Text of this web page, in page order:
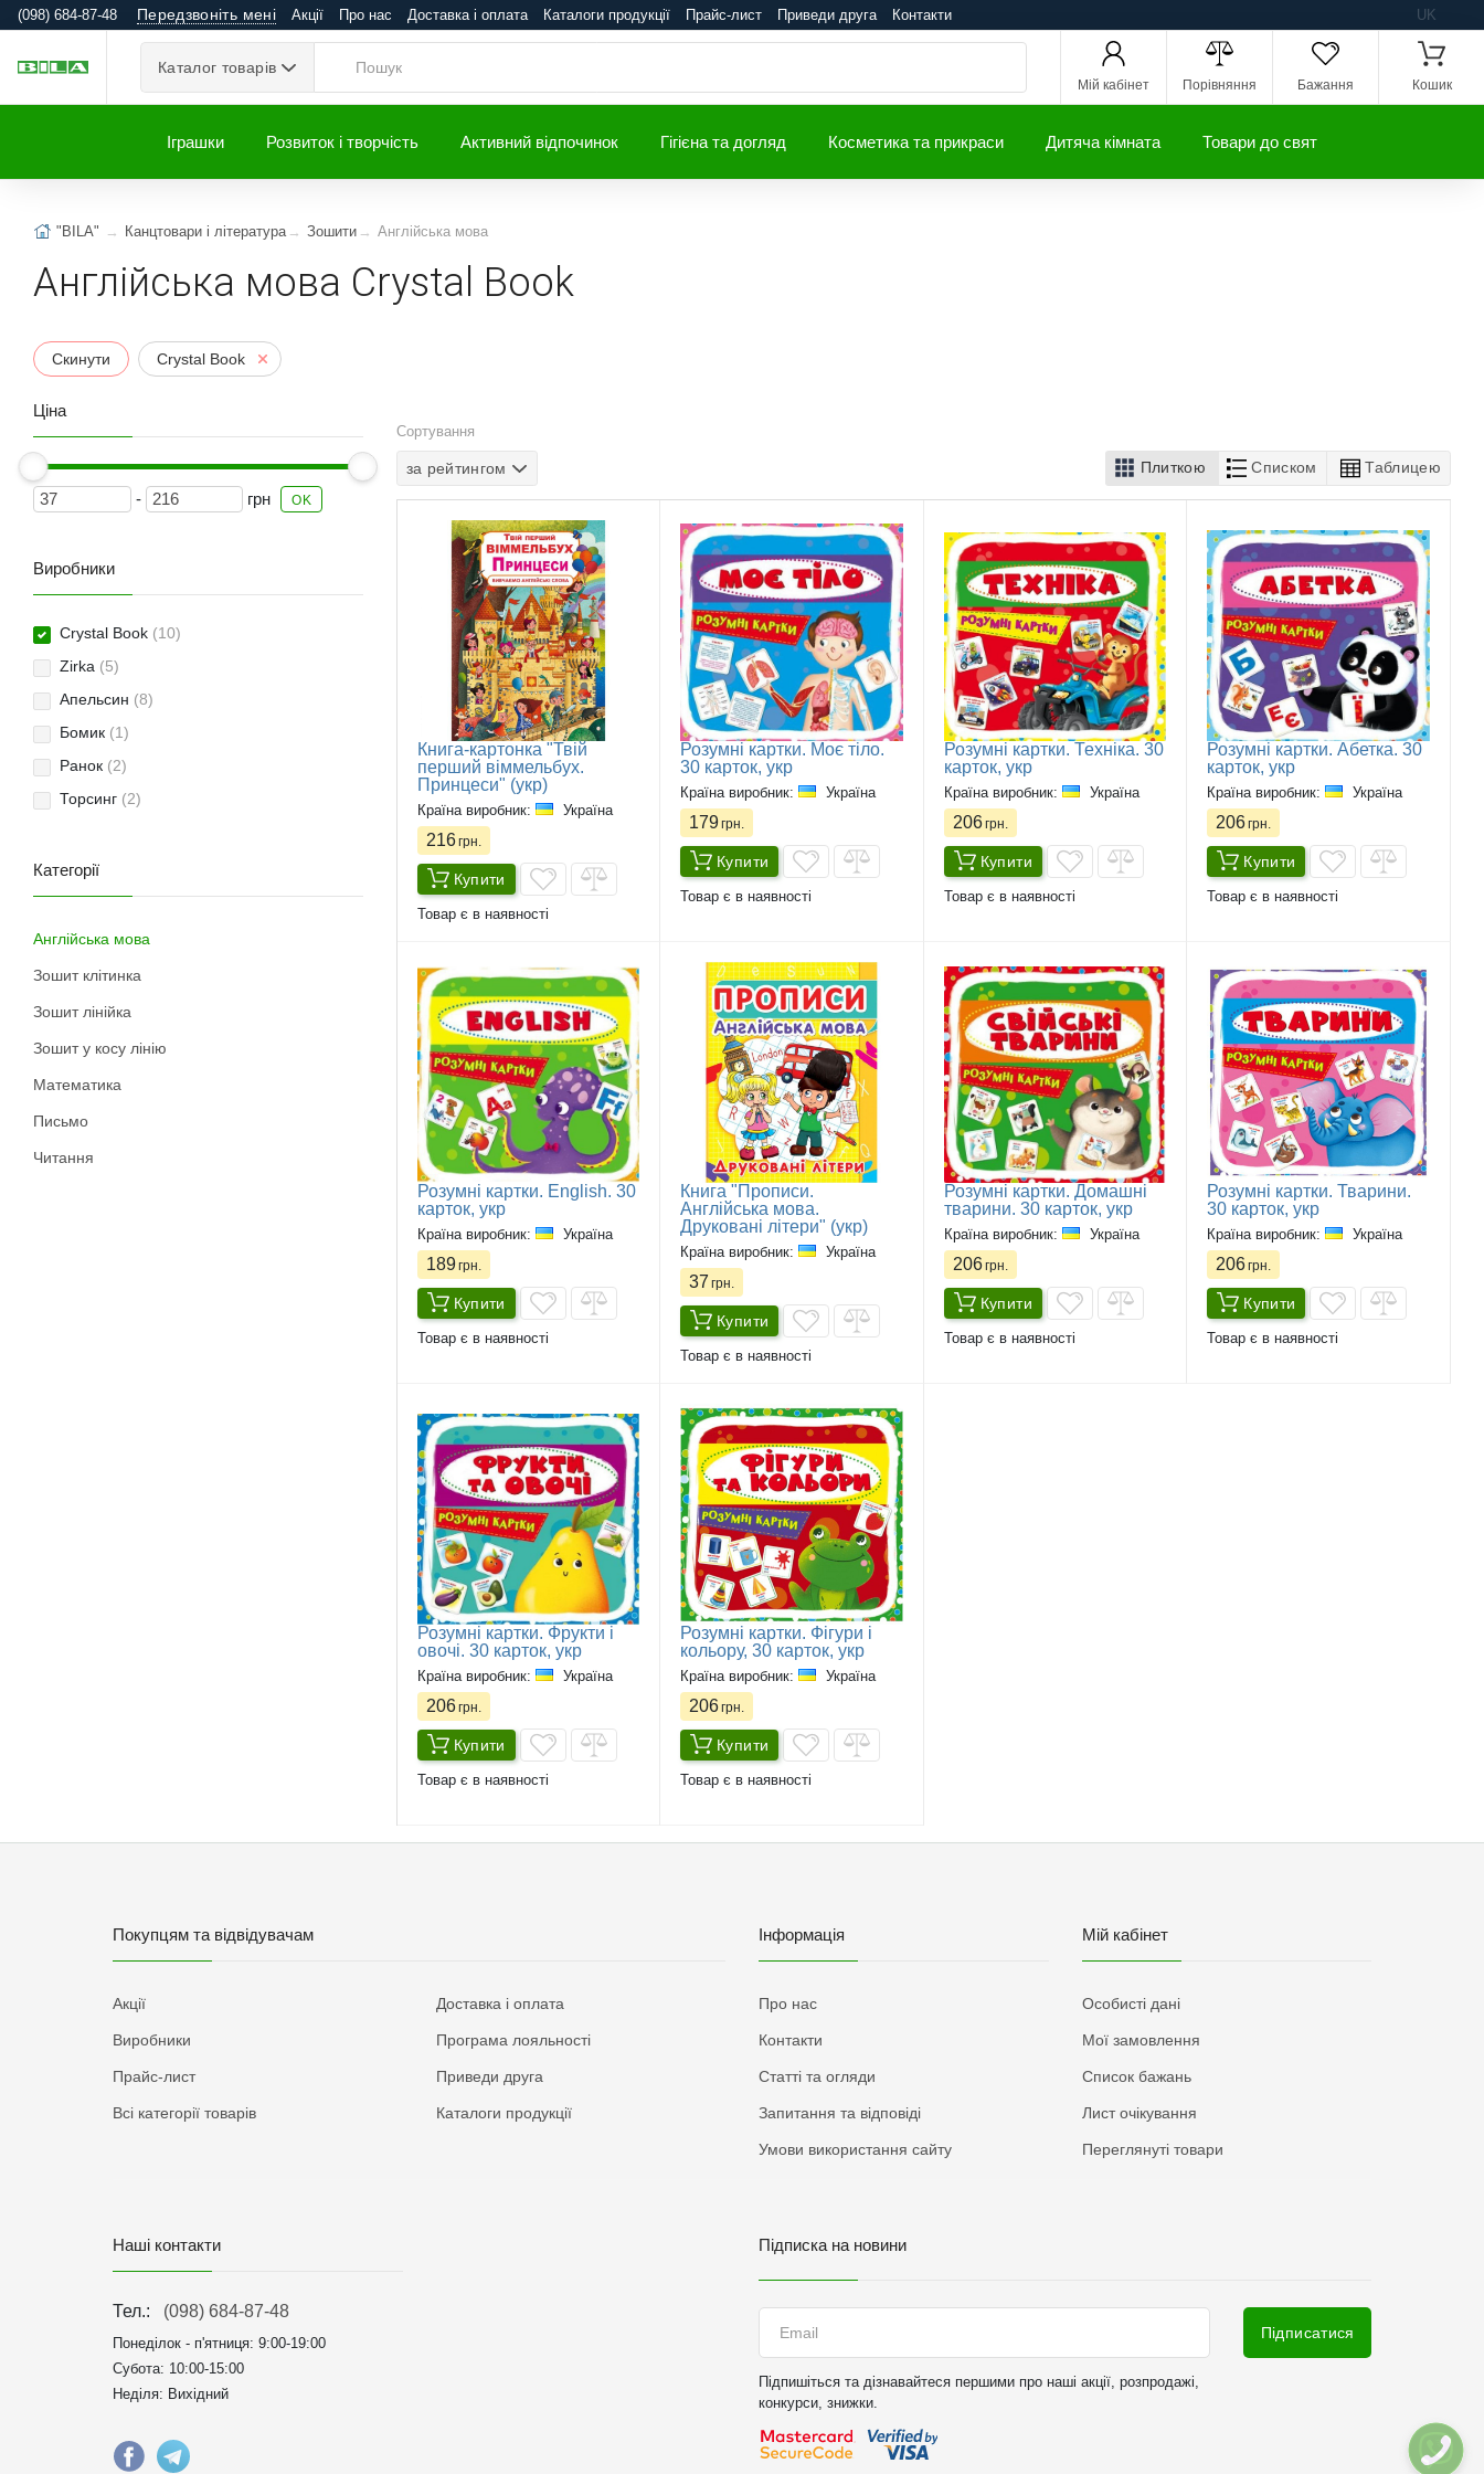
(098) 684-87-48 Передзвоніть мені Акції Про нас Доставка і оплата Каталоги продукції Прайс-лист Приведи друга Контакти UK
Каталог товарів
Мій кабінет Порівняння Бажання Кошик
Іграшки Розвиток і творчість Активний відпочинок Гігієна та догляд Косметика та прикраси Дитяча кімната Товари до свят
"BILA" Канцтовари і література Зошити Англійська мова
Англійська мова Crystal Book
Скинути Crystal Book
Сортування
за рейтингом Плиткою Списком Таблицею
Книга-картонка "Твій
перший віммельбух.
Принцеси" (укр)
Країна виробник: Україна
216грн.
Купити
Товар є в наявності
Розумні картки. Моє тіло.
30 карток, укр
Країна виробник: Україна
179грн.
Купити
Товар є в наявності
Розумні картки. Техніка. 30
карток, укр
Країна виробник: Україна
206грн.
Купити
Товар є в наявності
Розумні картки. Абетка. 30
карток, укр
Країна виробник: Україна
206грн.
Купити
Товар є в наявності
Розумні картки. English. 30
карток, укр
Країна виробник: Україна
189грн.
Купити
Товар є в наявності
Книга "Прописи.
Англійська мова.
Друковані літери" (укр)
Країна виробник: Україна
37 грн.
Купити
Товар є в наявності
Розумні картки. Домашні
тварини. 30 карток, укр
Країна виробник: Україна
206грн.
Купити
Товар є в наявності
Розумні картки. Тварини.
30 карток, укр
Країна виробник: Україна
206грн.
Купити
Товар є в наявності
Розумні картки. Фрукти і
овочі. 30 карток, укр
Країна виробник: Україна
206грн.
Купити
Товар є в наявності
Розумні картки. Фігури і
кольору, 30 карток, укр
Країна виробник: Україна
206грн.
Купити
Товар є в наявності
Ціна
- грн OK
Виробники
Crystal Book (10)
Zirka (5)
Апельсин (8)
Бомик (1)
Ранок (2)
Торсинг (2)
Категорії
Англійська мова
Зошит клітинка
Зошит лінійка
Зошит у косу лінію
Математика
Письмо
Читання
Покупцям та відвідувачам
Акції
Виробники
Прайс-лист
Всі категорії товарів
Доставка і оплата
Програма лояльності
Приведи друга
Каталоги продукції
Інформація
Про нас
Контакти
Статті та огляди
Запитання та відповіді
Умови використання сайту
Мій кабінет
Особисті дані
Мої замовлення
Список бажань
Лист очікування
Переглянуті товари
Наші контакти
Тел.: (098) 684-87-48
Понеділок - п'ятниця: 9:00-19:00
Субота: 10:00-15:00
Неділя: Вихідний
Підписка на новини
Підпишіться та дізнавайтеся першими про наші акції, розпродажі,
конкурси, знижки.
Підписатися